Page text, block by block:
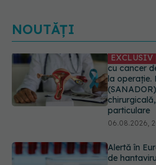
NOUTĂȚI
Alertă în
de
care se
06.08.2026,
putea primi
Sindicatele